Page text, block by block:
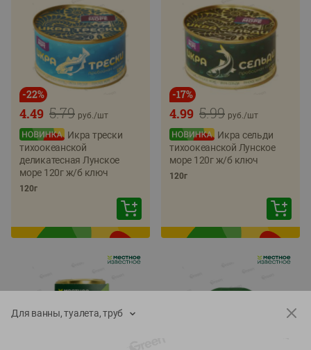
-22%
5.79
4.49 руб./шт
Икра трески
тихоокеанской
деликатесная Лунское
море 120г ж/б ключ
120г
-17%
5.99
4.99 руб./шт
Икра сельди
тихоокеанской Лунское
море 120г ж/б ключ
120г
Для ванны, туалета, труб